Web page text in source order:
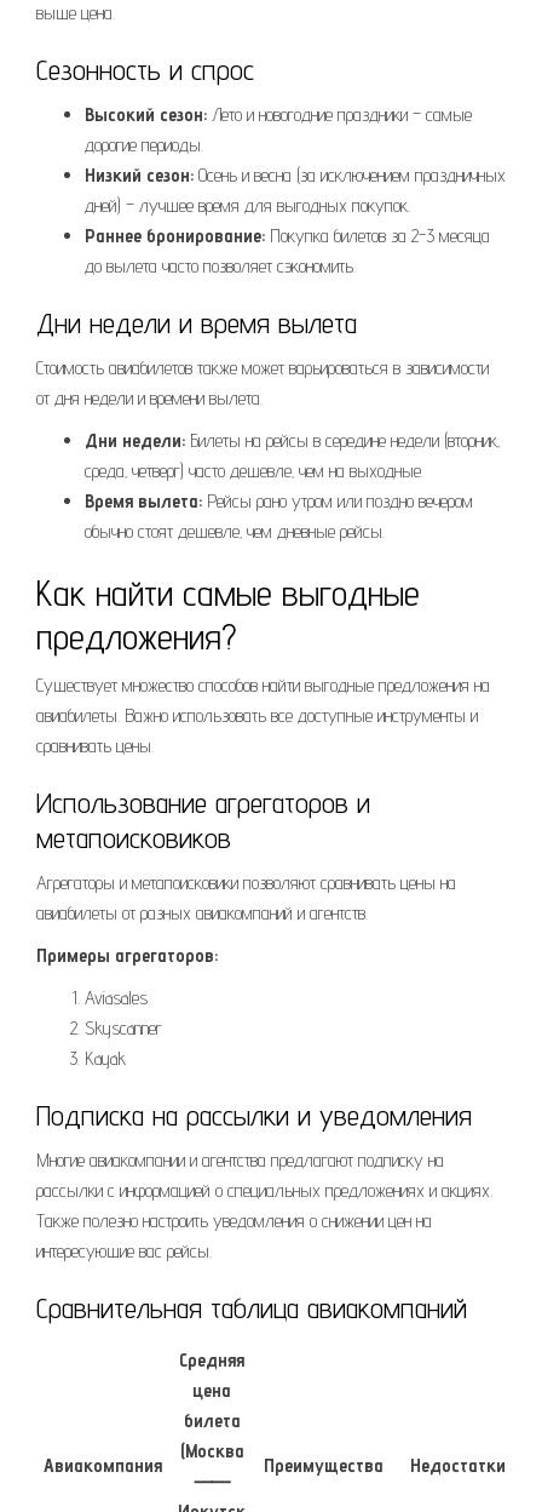
выше цена.
Сезонность и спрос
Высокий сезон: Лето и новогодние праздники – самые
дорогие периоды.
Низкий сезон: Осень и весна (за исключением праздничных
дней) – лучшее время для выгодных покупок.
Раннее бронирование: Покупка билетов за 2-3 месяца
до вылета часто позволяет сэкономить.
Дни недели и время вылета
Стоимость авиабилетов также может варьироваться в зависимости
от дня недели и времени вылета.
Дни недели: Билеты на рейсы в середине недели (вторник‚
среда‚ четверг) часто дешевле‚ чем на выходные.
Время вылета: Рейсы рано утром или поздно вечером
обычно стоят дешевле‚ чем дневные рейсы.
Как найти самые выгодные
предложения?
Существует множество способов найти выгодные предложения на
авиабилеты. Важно использовать все доступные инструменты и
сравнивать цены.
Использование агрегаторов и
метапоисковиков
Агрегаторы и метапоисковики позволяют сравнивать цены на
авиабилеты от разных авиакомпаний и агентств.
Примеры агрегаторов:
Aviasales
Skyscanner
Kayak
Подписка на рассылки и уведомления
Многие авиакомпании и агентства предлагают подписку на
рассылки с информацией о специальных предложениях и акциях.
Также полезно настроить уведомления о снижении цен на
интересующие вас рейсы.
Сравнительная таблица авиакомпаний
Авиакомпания
Средняя
цена
билета
(Москва
⸺
Преимущества Недостатки